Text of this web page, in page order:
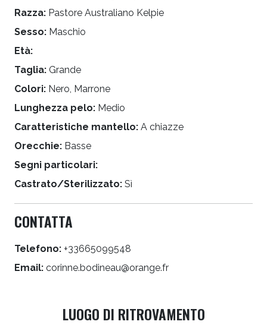
Razza: Pastore Australiano Kelpie
Sesso: Maschio
Età:
Taglia: Grande
Colori: Nero, Marrone
Lunghezza pelo: Medio
Caratteristiche mantello: A chiazze
Orecchie: Basse
Segni particolari:
Castrato/Sterilizzato: Sì
CONTATTA
Telefono: +33665099548
Email: corinne.bodineau@orange.fr
LUOGO DI RITROVAMENTO